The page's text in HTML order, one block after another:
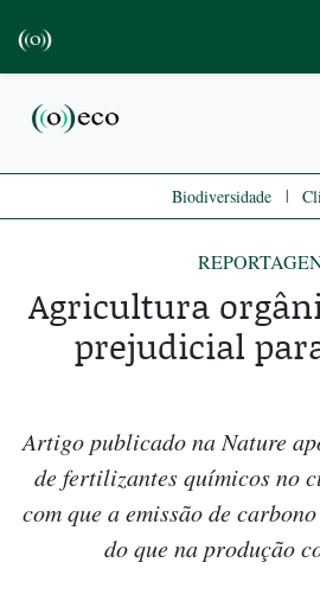
Biodiversidade |
Agricultura
prejudicial
Artigo publicado na Nature
de fertilizantes químicos no
com que a emissão de
do que na produção